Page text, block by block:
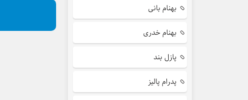
بهنام بانی
بهنام خدری
پازل بند
پدرام پالیز